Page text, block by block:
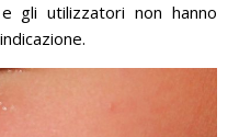
gli utilizzatori non hanno